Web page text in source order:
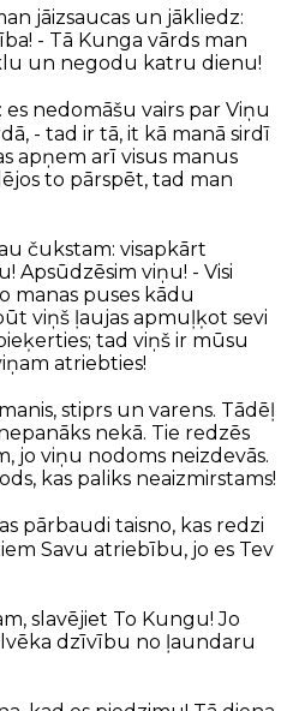
jāizsaucas un jākliedz:
- Tā Kunga vārds man
un negodu katru dienu!
es nedomāšu vairs par Viņu
- tad ir tā, it kā manā sirdī
apņem arī visus manus
to pārspēt, tad man
čukstam: visapkārt
Apsūdzēsim viņu! - Visi
manas puses kādu
viņš ļaujas apmuļķot sevi
tad viņš ir mūsu
atriebties!
stiprs un varens. Tādēļ
nekā. Tie redzēs
jo viņu nodoms neizdevās.
kas paliks neaizmirstams!
pārbaudi taisno, kas redzi
Savu atriebību, jo es Tev
slavējiet To Kungu! Jo
dzīvību no ļaundaru